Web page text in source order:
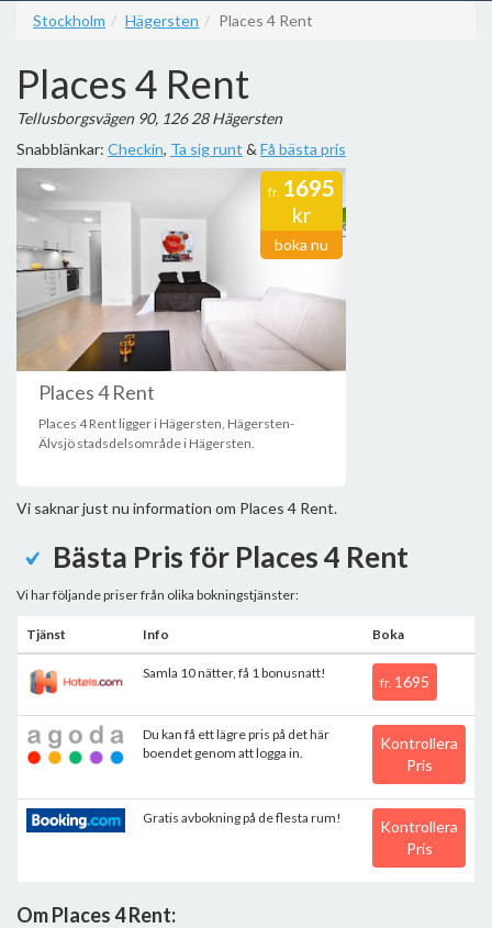
Stockholm Hägersten Places 4 Rent
Places 4 Rent
Tellusborgsvägen 90, 126 28 Hägersten
Snabblänkar: Checkin, Ta sig runt & Få bästa pris
fr. 1695
kr
boka nu
Places 4 Rent
Places 4 Rent ligger i Hägersten, Hägersten-
Älvsjö stadsdelsområde i Hägersten.
Vi saknar just nu information om Places 4 Rent.
Bästa Pris för Places 4 Rent
Vi har följande priser från olika bokningstjänster:
Tjänst Info Boka
Samla 10 nätter, få 1 bonusnatt!
fr. 1695
Du kan få ett lägre pris på det här
boendet genom att logga in.
Kontrollera
Pris
Gratis avbokning på de flesta rum!
Kontrollera
Pris
Om Places 4 Rent: